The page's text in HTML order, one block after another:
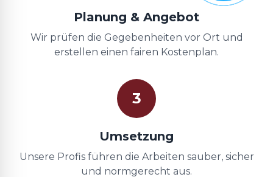
Planung & Angebot
Wir prüfen die Gegebenheiten vor Ort und
erstellen einen fairen Kostenplan.
3
Umsetzung
Unsere Profis führen die Arbeiten sauber, sicher
und normgerecht aus.